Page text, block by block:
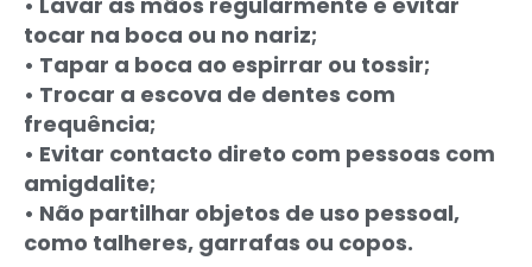
tocar na boca ou no nariz;
• Tapar a boca ao espirrar ou tossir;
• Trocar a escova de dentes com
frequência;
• Evitar contacto direto com pessoas com
amigdalite;
• Não partilhar objetos de uso pessoal,
como talheres, garrafas ou copos.